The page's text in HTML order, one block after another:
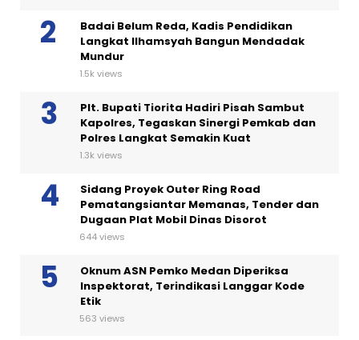
Badai Belum Reda, Kadis Pendidikan
Langkat Ilhamsyah Bangun Mendadak
Mundur
1.5k views
Plt. Bupati Tiorita Hadiri Pisah Sambut
Kapolres, Tegaskan Sinergi Pemkab dan
Polres Langkat Semakin Kuat
1.3k views
Sidang Proyek Outer Ring Road
Pematangsiantar Memanas, Tender dan
Dugaan Plat Mobil Dinas Disorot
644 views
Oknum ASN Pemko Medan Diperiksa
Inspektorat, Terindikasi Langgar Kode
Etik
563 views